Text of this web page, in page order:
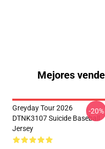
Mejores
Greyday Tour 2026
DTNK3107 Suicide Baseball
Jersey
-20%